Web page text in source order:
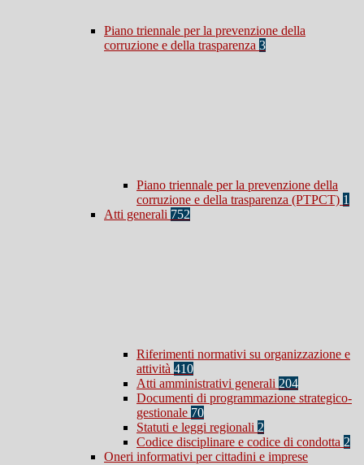
Piano triennale per la prevenzione della
corruzione e della trasparenza 3
Piano triennale per la prevenzione della
corruzione e della trasparenza (PTPCT) 1
Atti generali 752
Riferimenti normativi su organizzazione e
attività 410
Atti amministrativi generali 204
Documenti di programmazione strategico-
gestionale 70
Statuti e leggi regionali 2
Codice disciplinare e codice di condotta 2
Oneri informativi per cittadini e imprese